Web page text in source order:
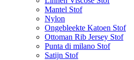
Mantel Stof
Nylon
Ongebleekte Katoen Stof
Ottoman Rib Jersey Stof
Punta di milano Stof
Satijn Stof